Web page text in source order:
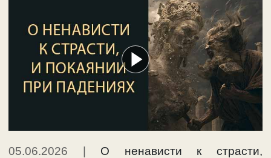
05.06.2026
О ненависти к страсти,